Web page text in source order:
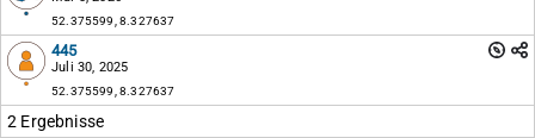
52.375599, 8.327637
445
Juli 30, 2025
52.375599, 8.327637
2 Ergebnisse